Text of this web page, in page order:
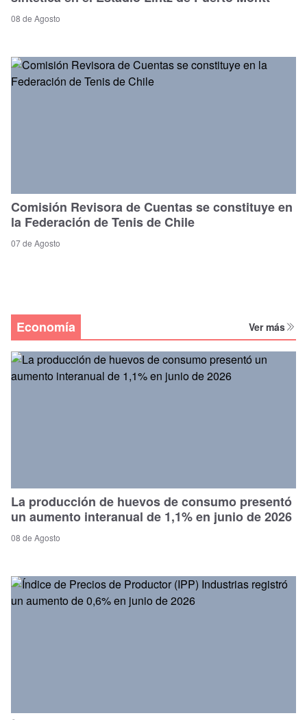
08 de Agosto
Comisión Revisora de Cuentas se constituye en
la Federación de Tenis de Chile
07 de Agosto
Economía Ver más
La producción de huevos de consumo presentó
un aumento interanual de 1,1% en junio de 2026
08 de Agosto